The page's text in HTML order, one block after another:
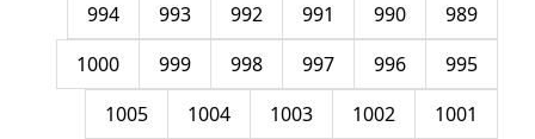
989
990
991
992
993
994
995
996
997
998
999
1000
1001
1002
1003
1004
1005